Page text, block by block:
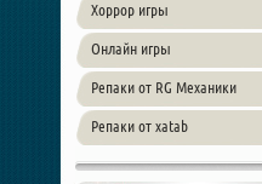
Хоррор игры
Онлайн игры
Репаки от RG Механики
Репаки от xatab